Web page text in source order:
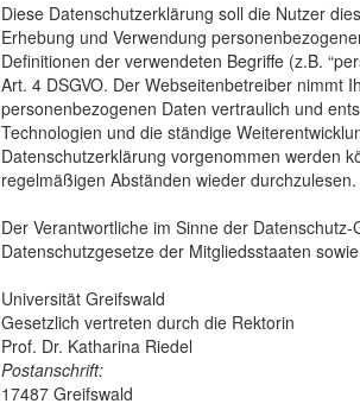
Diese Datenschutzerklärung soll die Nutzer
Erhebung und Verwendung
Definitionen der verwendeten Begriffe (z.B.
Art. 4 DSGVO. Der Webseitenbetreiber nimmt
personenbezogenen Daten vertraulich und
Technologien und die ständige
Datenschutzerklärung vorgenommen werden
regelmäßigen Abständen wieder durchzulesen.
Der Verantwortliche im Sinne der
Datenschutzgesetze der Mitgliedsstaaten
Universität Greifswald
Gesetzlich vertreten durch die Rektorin
Prof. Dr. Katharina Riedel
Postanschrift:
17487 Greifswald